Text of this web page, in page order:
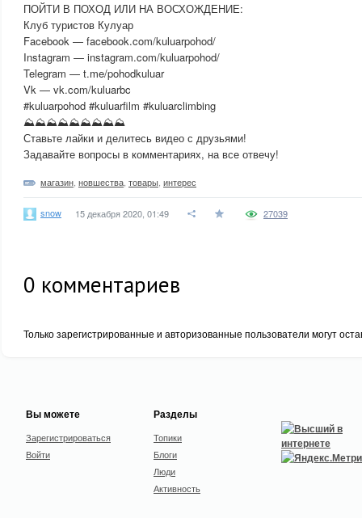
ПОЙТИ В ПОХОД ИЛИ НА ВОСХОЖДЕНИЕ:
Клуб туристов Кулуар
Facebook — facebook.com/kuluarpohod/
Instagram — instagram.com/kuluarpohod/
Telegram — t.me/pohodkuluar
Vk — vk.com/kuluarbc
#kuluarpohod #kuluarfilm #kuluarclimbing
⛰⛰⛰⛰⛰⛰⛰⛰⛰
Ставьте лайки и делитесь видео с друзьями!
Задавайте вопросы в комментариях, на все отвечу!
магазин новшества товары интерес
snow 15 декабря 2020, 01:49 27039
0 комментариев
Только зарегистрированные и авторизованные пользователи могут
Вы можете
Зарегистрироваться
Войти
Разделы
Топики
Блоги
Люди
Активность